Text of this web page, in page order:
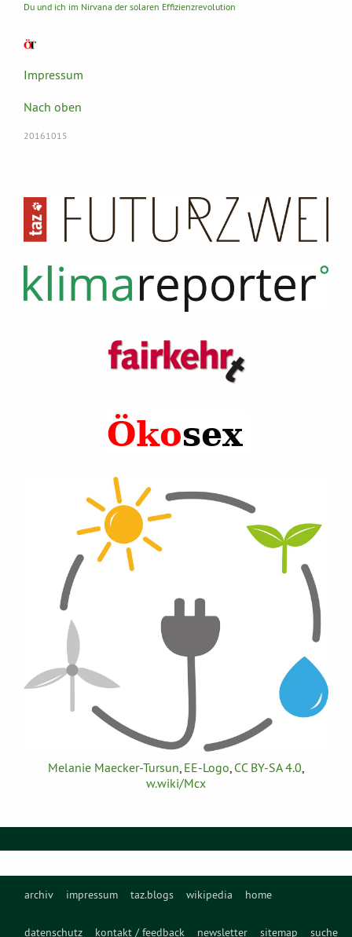
archiv impressum taz.blogs wikipedia home
datenschutz kontakt / feedback newsletter sitemap suche
Du und ich im Nirvana der solaren Effizienzrevolution
Impressum
Nach oben
20161015
Melanie Maecker-Tursun, EE-Logo, CC BY-SA 4.0,
w.wiki/Mcx